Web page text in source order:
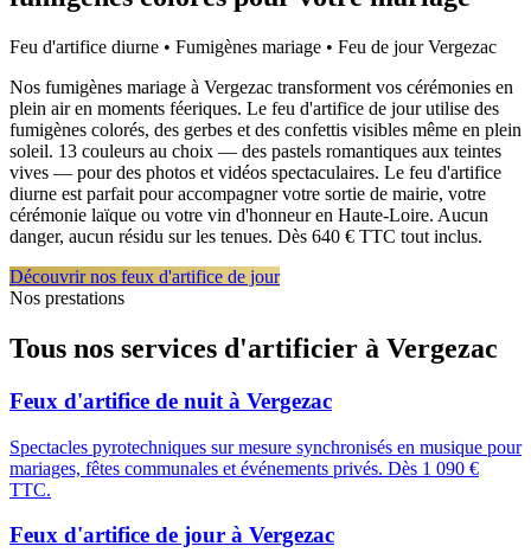
Feu d'artifice diurne • Fumigènes mariage • Feu de jourVergezac
Nos fumigènes mariage à Vergezac transforment vos cérémonies en
plein air en moments féeriques. Le feu d'artifice de jour utilise des
fumigènes colorés, des gerbes et des confettis visibles même en plein
soleil. 13 couleurs au choix — des pastels romantiques aux teintes
vives — pour des photos et vidéos spectaculaires. Le feu d'artifice
diurne est parfait pour accompagner votre sortie de mairie, votre
cérémonie laïque ou votre vin d'honneur en Haute-Loire. Aucun
danger, aucun résidu sur les tenues. Dès 640 € TTC tout inclus.
Découvrir nos feux d'artifice de jour
Nos prestations
Tous nos services d'artificier à Vergezac
Feux d'artifice de nuit à Vergezac
Spectacles pyrotechniques sur mesure synchronisés en musique pour
mariages, fêtes communales et événements privés. Dès 1 090 €
TTC.
Feux d'artifice de jour à Vergezac